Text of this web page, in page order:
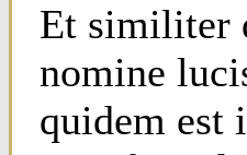
Et similiter
nomine
quidem est